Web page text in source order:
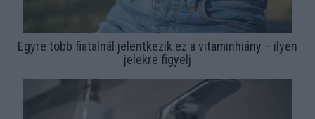
Egyre több fiatalnál jelentkezik ez a vitaminhiány – ilyen
jelekre figyelj